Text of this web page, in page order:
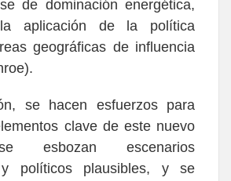
de dominación energética,
aplicación de la política
geográficas de influencia
se hacen esfuerzos para
clave de este nuevo
esbozan escenarios
y políticos plausibles, y se